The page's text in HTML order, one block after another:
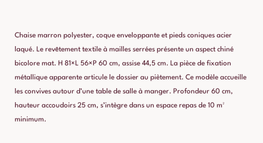
Chaise marron polyester, coque enveloppante et pieds coniques acier
laqué. Le revêtement textile à mailles serrées présente un aspect chiné
bicolore mat. H 81×L 56×P 60 cm, assise 44,5 cm. La pièce de fixation
métallique apparente articule le dossier au piètement. Ce modèle accueille
les convives autour d’une table de salle à manger. Profondeur 60 cm,
hauteur accoudoirs 25 cm, s’intègre dans un espace repas de 10 m²
minimum.